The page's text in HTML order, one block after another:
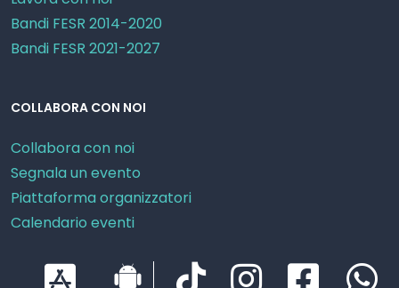
Bandi FESR 2014-2020
Bandi FESR 2021-2027
COLLABORA CON NOI
Collabora con noi
Segnala un evento
Piattaforma organizzatori
Calendario eventi